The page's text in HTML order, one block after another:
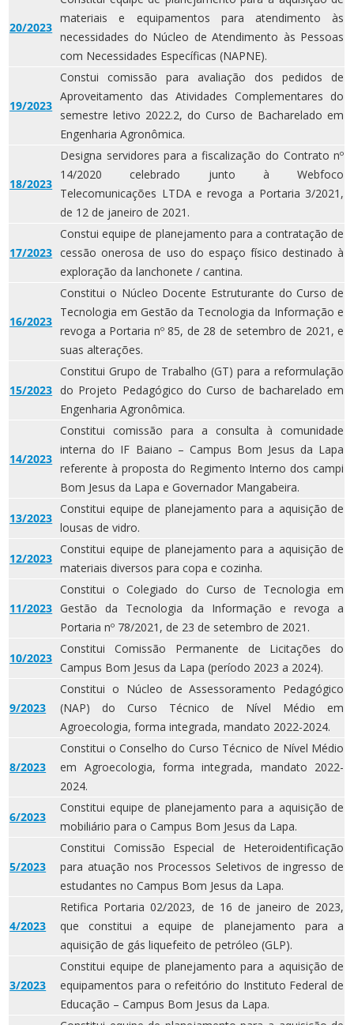
20/2023
materiais e equipamentos para atendimento às
necessidades do Núcleo de Atendimento às Pessoas
com Necessidades Específicas (NAPNE).
19/2023
Constui comissão para avaliação dos pedidos de
Aproveitamento das Atividades Complementares do
semestre letivo 2022.2, do Curso de Bacharelado em
Engenharia Agronômica.
18/2023
Designa servidores para a fiscalização do Contrato nº
14/2020 celebrado junto à Webfoco
Telecomunicações LTDA e revoga a Portaria 3/2021,
de 12 de janeiro de 2021.
17/2023
Constui equipe de planejamento para a contratação de
cessão onerosa de uso do espaço físico destinado à
exploração da lanchonete / cantina.
16/2023
Constitui o Núcleo Docente Estruturante do Curso de
Tecnologia em Gestão da Tecnologia da Informação e
revoga a Portaria nº 85, de 28 de setembro de 2021, e
suas alterações.
15/2023
Constitui Grupo de Trabalho (GT) para a reformulação
do Projeto Pedagógico do Curso de bacharelado em
Engenharia Agronômica.
14/2023
Constitui comissão para a consulta à comunidade
interna do IF Baiano – Campus Bom Jesus da Lapa
referente à proposta do Regimento Interno dos campi
Bom Jesus da Lapa e Governador Mangabeira.
13/2023
Constitui equipe de planejamento para a aquisição de
lousas de vidro.
12/2023
Constitui equipe de planejamento para a aquisição de
materiais diversos para copa e cozinha.
11/2023
Constitui o Colegiado do Curso de Tecnologia em
Gestão da Tecnologia da Informação e revoga a
Portaria nº 78/2021, de 23 de setembro de 2021.
10/2023
Constitui Comissão Permanente de Licitações do
Campus Bom Jesus da Lapa (período 2023 a 2024).
9/2023
Constitui o Núcleo de Assessoramento Pedagógico
(NAP) do Curso Técnico de Nível Médio em
Agroecologia, forma integrada, mandato 2022-2024.
8/2023
Constitui o Conselho do Curso Técnico de Nível Médio
em Agroecologia, forma integrada, mandato 2022-
2024.
6/2023
Constitui equipe de planejamento para a aquisição de
mobiliário para o Campus Bom Jesus da Lapa.
5/2023
Constitui Comissão Especial de Heteroidentificação
para atuação nos Processos Seletivos de ingresso de
estudantes no Campus Bom Jesus da Lapa.
4/2023
Retifica Portaria 02/2023, de 16 de janeiro de 2023,
que constitui a equipe de planejamento para a
aquisição de gás liquefeito de petróleo (GLP).
3/2023
Constitui equipe de planejamento para a aquisição de
equipamentos para o refeitório do Instituto Federal de
Educação – Campus Bom Jesus da Lapa.